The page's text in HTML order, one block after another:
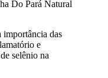
Do Pará Natural
importância das
e
selênio na